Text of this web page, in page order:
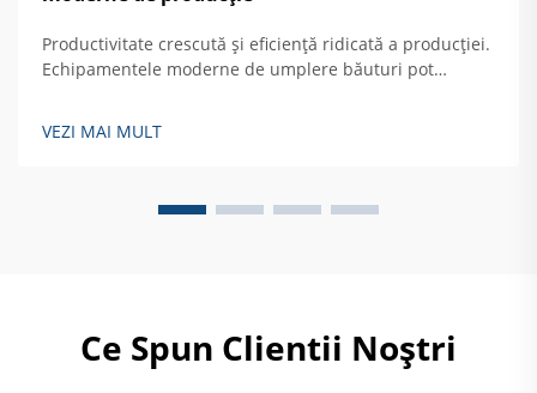
Productivitate crescută și eficiență ridicată a producției.
Echipamentele moderne de umplere băuturi pot
impresionante de aproximativ 1.200 de recipiente pe
VEZI MAI MULT
Ce Spun Clientii Noștri